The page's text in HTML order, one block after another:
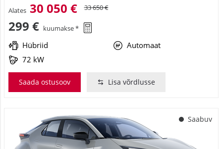
Alates 30 050 € 33 650 €
299 € kuumakse *
Hübriid
Automaat
72 kW
Saada ostusoov Lisa võrdlusse
Saabuv